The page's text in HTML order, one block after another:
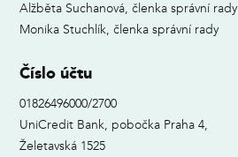
Alžběta Suchanová, členka správní rady
Monika Stuchlík, členka správní rady
Číslo účtu
01826496000/2700
UniCredit Bank, pobočka Praha 4,
Želetavská 1525